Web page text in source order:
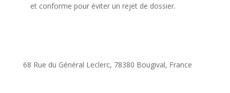
et conforme pour éviter un rejet de dossier.
68 Rue du Général Leclerc, 78380 Bougival, France